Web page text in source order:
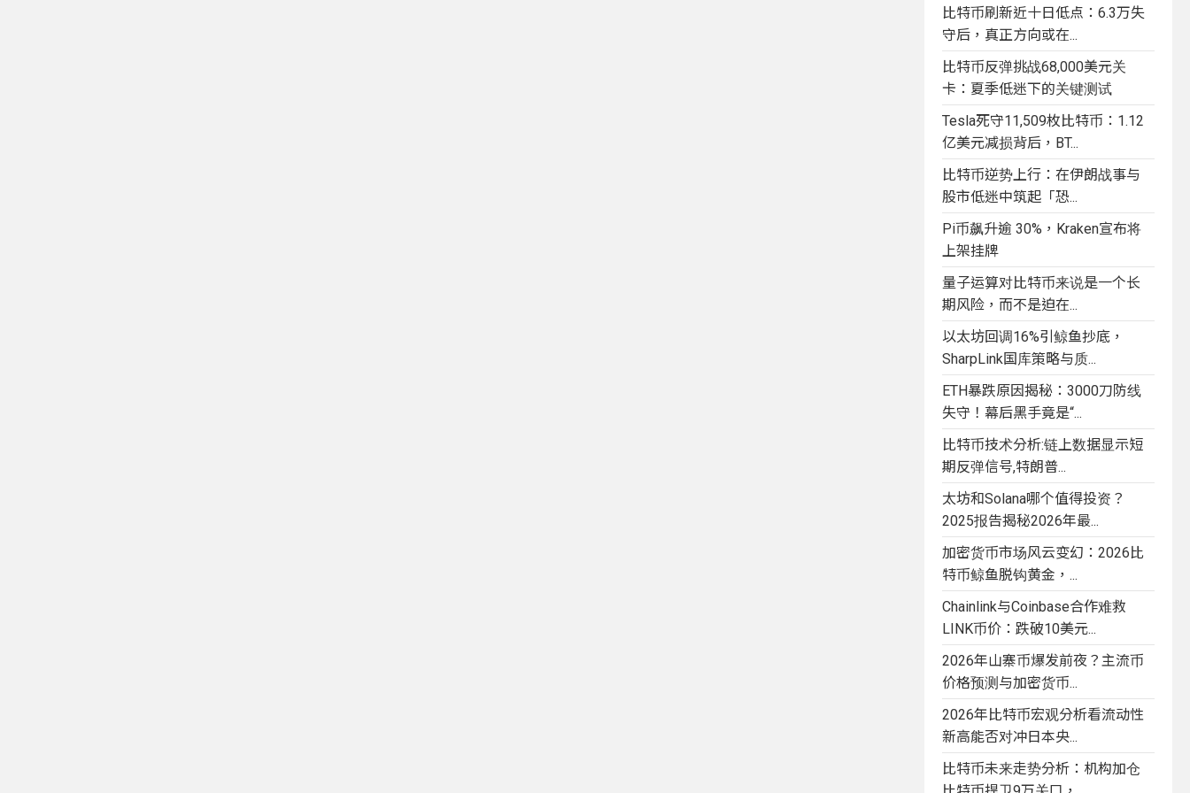
比特币刷新近十日低点：6.3万失
守后，真正方向或在...
比特币反弹挑战68,000美元关
卡：夏季低迷下的关键测试
Tesla死守11,509枚比特币：1.12
亿美元减损背后，BT...
比特币逆势上行：在伊朗战事与
股市低迷中筑起「恐...
Pi币飙升逾 30%，Kraken宣布将
上架挂牌
量子运算对比特币来说是一个长
期风险，而不是迫在...
以太坊回调16%引鲸鱼抄底，
SharpLink国库策略与质...
ETH暴跌原因揭秘：3000刀防线
失守！幕后黑手竟是“...
比特币技术分析:链上数据显示短
期反弹信号,特朗普...
太坊和Solana哪个值得投资？
2025报告揭秘2026年最...
加密货币市场风云变幻：2026比
特币鲸鱼脱钩黄金，...
Chainlink与Coinbase合作难救
LINK币价：跌破10美元...
2026年山寨币爆发前夜？主流币
价格预测与加密货币...
2026年比特币宏观分析看流动性
新高能否对冲日本央...
比特币未来走势分析：机构加仓